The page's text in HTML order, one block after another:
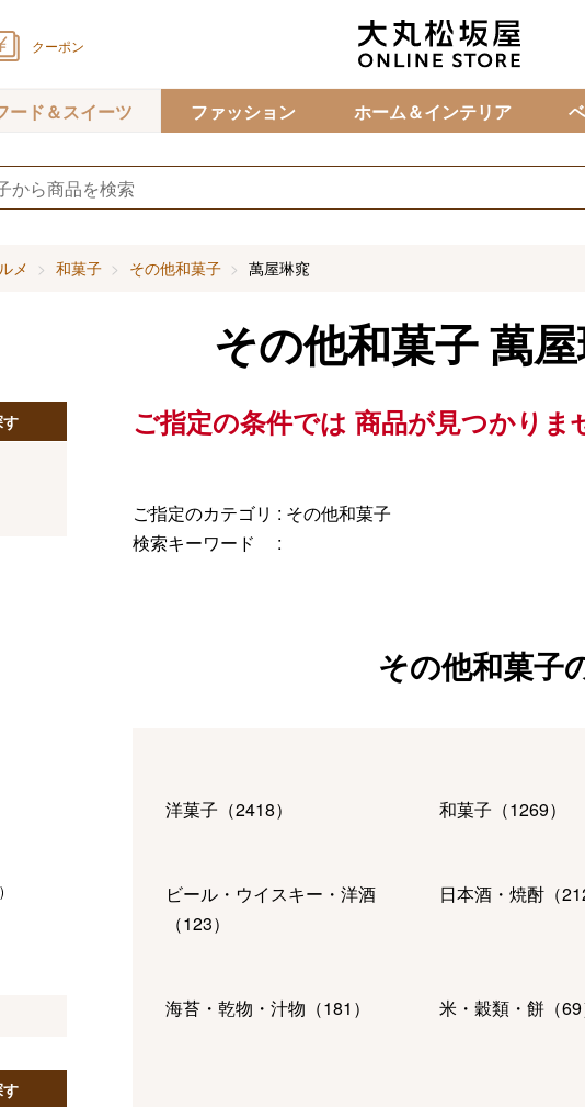
クーポン
ード＆スイーツ ファッション ホーム＆インテリア
メ 和菓子 その他和菓子 萬屋琳窕
その他和菓子 萬
ご指定の条件では 商品が見つかりま
ご指定のカテゴリ : その他和菓子
検索キーワード :
その他和菓子
洋菓子 （2418） 和菓子 （1269）
ビール・ウイスキー・洋酒
（123）
日本酒・焼酎（
海苔・乾物・汁物 （181 ） 米・穀類・餅（69